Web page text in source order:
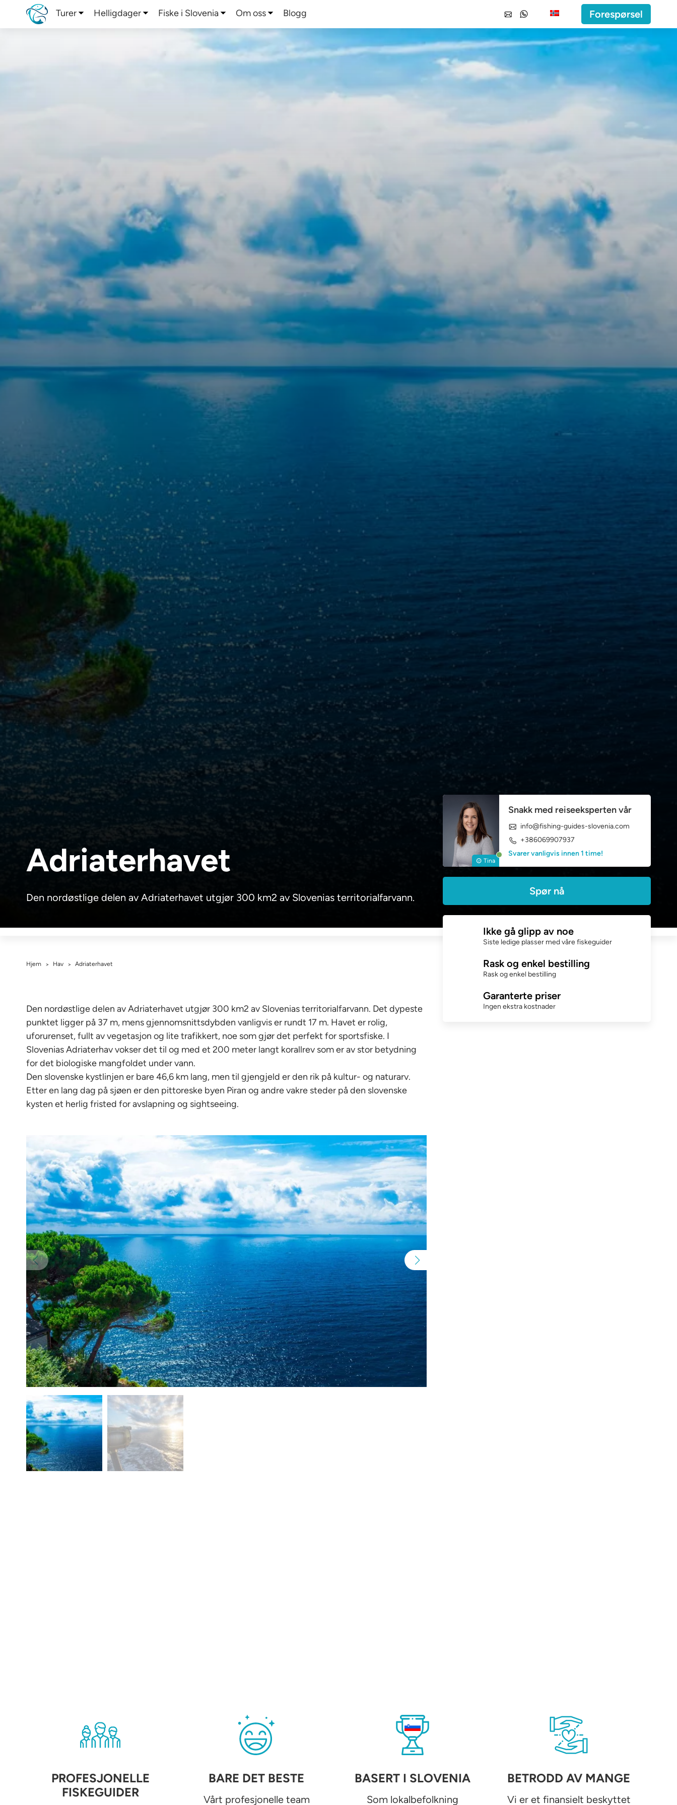
Turer Helligdager Fiske i Slovenia Om oss Blogg Forespørsel
Adriaterhavet
Den nordøstlige delen av Adriaterhavet utgjør 300 km2 av Slovenias territorialfarvann.
Hjem > Hav > Adriaterhavet
Den nordøstlige delen av Adriaterhavet utgjør 300 km2 av Slovenias territorialfarvann. Det dypeste
punktet ligger på 37 m, mens gjennomsnittsdybden vanligvis er rundt 17 m. Havet er rolig,
uforurenset, fullt av vegetasjon og lite trafikkert, noe som gjør det perfekt for sportsfiske. I
Slovenias Adriaterhav vokser det til og med et 200 meter langt korallrev som er av stor betydning
for det biologiske mangfoldet under vann.
Den slovenske kystlinjen er bare 46,6 km lang, men til gjengjeld er den rik på kultur- og naturarv.
Etter en lang dag på sjøen er den pittoreske byen Piran og andre vakre steder på den slovenske
kysten et herlig fristed for avslapning og sightseeing.
Tina
Snakk med reiseeksperten vår
info@fishing-guides-slovenia.com
+386069907937
Svarer vanligvis innen 1 time!
Spør nå
Ikke gå glipp av noe
Siste ledige plasser med våre fiskeguider
Rask og enkel bestilling
Rask og enkel bestilling
Garanterte priser
Ingen ekstra kostnader
PROFESJONELLE
FISKEGUIDER
BARE DET BESTE
Vårt profesjonelle team
BASERT I SLOVENIA
Som lokalbefolkning
BETRODD AV MANGE
Vi er et finansielt beskyttet